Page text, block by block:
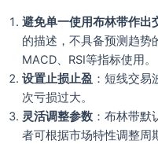
避免单一使用布林带作出
的描述，不具备预测趋势
MACD、RSI等指标使用。
设置止损止盈 ：短线交
次亏损过大。
灵活调整参数 ：布林带
者可根据市场特性调整周